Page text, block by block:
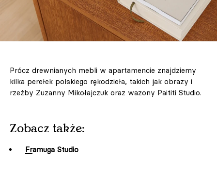
Prócz drewnianych mebli w apartamencie znajdziemy
kilka perełek polskiego rękodzieła, takich jak obrazy i
rzeźby Zuzanny Mikołajczuk oraz wazony Paititi Studio.
Zobacz także:
Framuga Studio